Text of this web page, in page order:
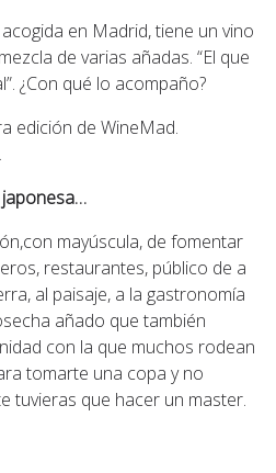
en Madrid, tiene un vino
de varias añadas. “El que
¿Con qué lo acompaño?
edición de WineMad.
japonesa…
mayúscula, de fomentar
restaurantes, público de a
al paisaje, a la gastronomía
añado que también
con la que muchos rodean
tomarte una copa y no
tuvieras que hacer un master.